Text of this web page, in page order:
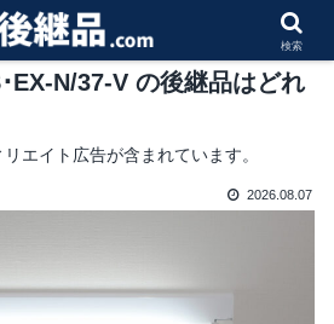
EX-N/37-V の後継品はどれ
エイト広告が含まれています。
2026.08.07
検索